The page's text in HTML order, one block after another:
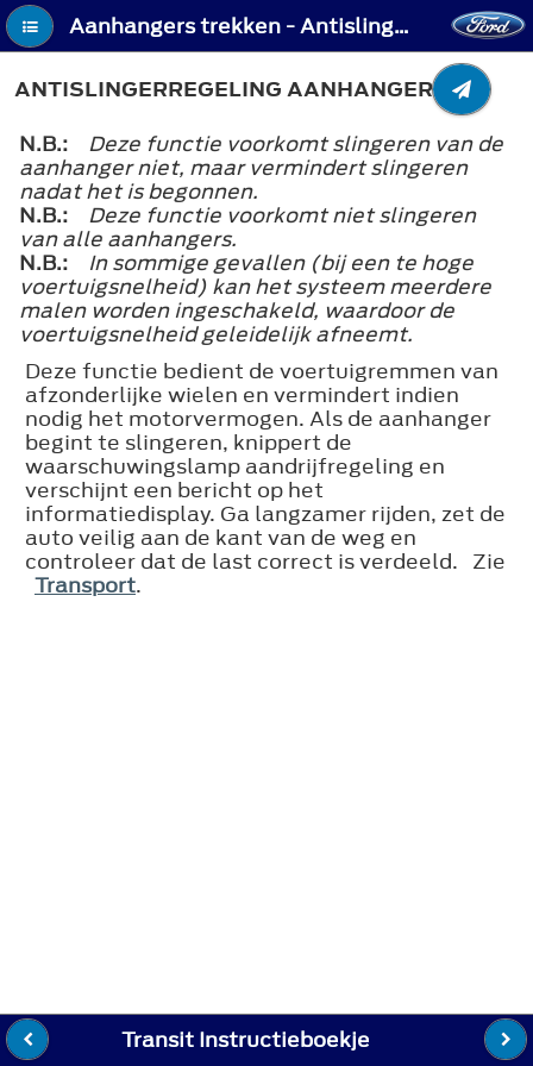
Aanhangers trekken - Antislingerregeling aanhanger
ANTISLINGERREGELING AANHANGER
N.B.:
Deze functie voorkomt slingeren van de
aanhanger niet, maar vermindert slingeren
nadat het is begonnen.
N.B.:
Deze functie voorkomt niet slingeren
van alle aanhangers.
N.B.:
In sommige gevallen (bij een te hoge
voertuigsnelheid) kan het systeem meerdere
malen worden ingeschakeld, waardoor de
voertuigsnelheid geleidelijk afneemt.
Deze functie bedient de voertuigremmen van
afzonderlijke wielen en vermindert indien
nodig het motorvermogen. Als de aanhanger
begint te slingeren, knippert de
waarschuwingslamp aandrijfregeling en
verschijnt een bericht op het
informatiedisplay. Ga langzamer rijden, zet de
auto veilig aan de kant van de weg en
controleer dat de last correct is verdeeld. Zie
Transport.
Transit Instructieboekje